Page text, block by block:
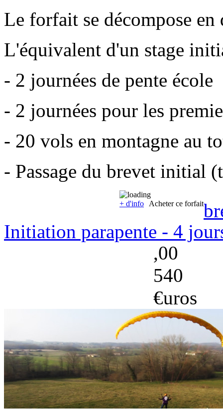
Le forfait se décompose en
L'équivalent d'un stage
- 2 journées de pente école
- 2 journées pour les
- 20 vols en montagne au
- Passage du brevet initial
+ d'info Acheter ce forfait
Initiation parapente - 4
,00
540
€uros